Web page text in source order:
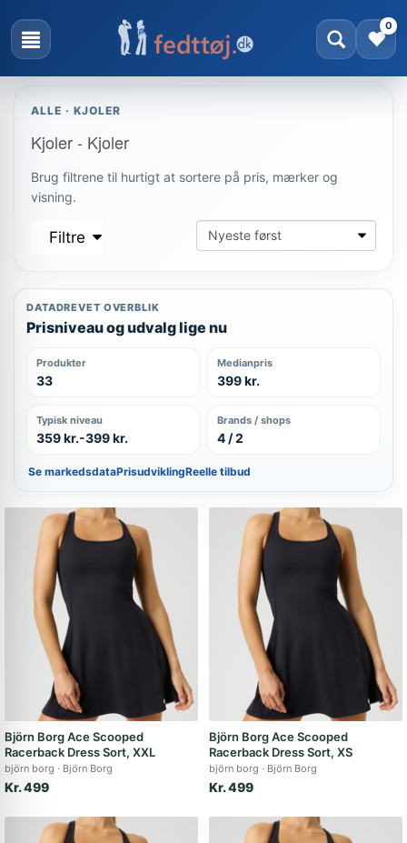
0
ALLE · KJOLER
Kjoler - Kjoler
Brug filtrene til hurtigt at sortere på pris, mærker og
visning.
Filtre
DATADREVET OVERBLIK
Prisniveau og udvalg lige nu
Produkter
33
Medianpris
399 kr.
Typisk niveau
359 kr.-399 kr.
Brands / shops
4 / 2
Se markedsdataPrisudviklingReelle tilbud
Björn Borg Ace Scooped
Racerback Dress Sort, XXL
björn borg Björn Borg
Kr. 499
Björn Borg Ace Scooped
Racerback Dress Sort, XS
björn borg Björn Borg
Kr. 499